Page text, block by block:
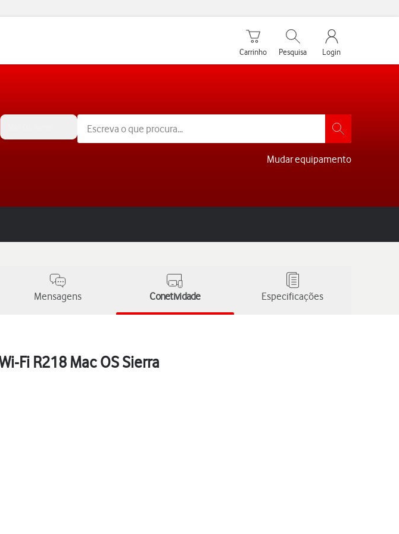
Carrinho de compras
Carrinho
Pesquisar
Pesquisa
My Vodafone
Login
Mudar equipamento
Mensagens Conetividade Especificações
Fi R218 Mac OS Sierra